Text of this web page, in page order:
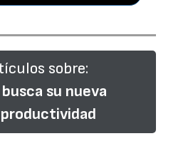
sobre:
su nueva